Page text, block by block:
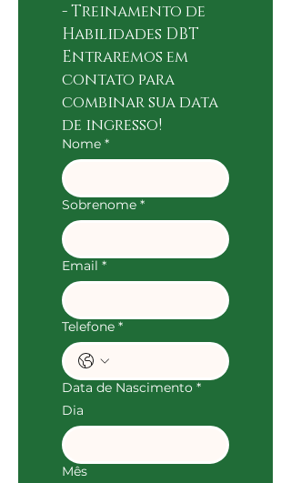
- Treinamento de
Habilidades DBT
Entraremos em
contato para
combinar sua data
de ingresso!
Nome *
Sobrenome *
Email *
Telefone *
Data de Nascimento *
Dia
Mês